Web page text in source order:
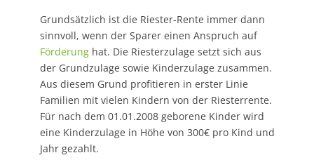
Grundsätzlich ist die Riester-Rente immer dann
sinnvoll, wenn der Sparer einen Anspruch auf
Förderunghat. Die Riesterzulage setzt sich aus
der Grundzulage sowie Kinderzulage zusammen.
Aus diesem Grund profitieren in erster Linie
Familien mit vielen Kindern von der Riesterrente.
Für nach dem 01.01.2008 geborene Kinder wird
eine Kinderzulage in Höhe von 300€ pro Kind und
Jahr gezahlt.